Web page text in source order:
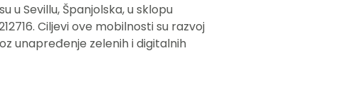
Sevillu, Španjolska, u sklopu
Ciljevi ove mobilnosti su razvoj
unapređenje zelenih i digitalnih